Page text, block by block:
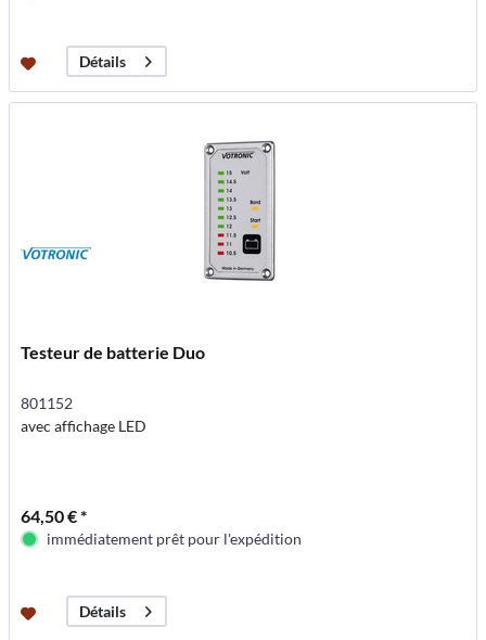
Détails
Testeur de batterie Duo
801152
avec affichage LED
64,50 € *
immédiatement prêt pour l'expédition
Détails